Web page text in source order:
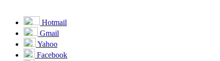
Hotmail
Gmail
Yahoo
Facebook